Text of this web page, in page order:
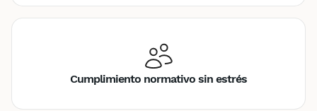
Cumplimiento normativo sin estrés